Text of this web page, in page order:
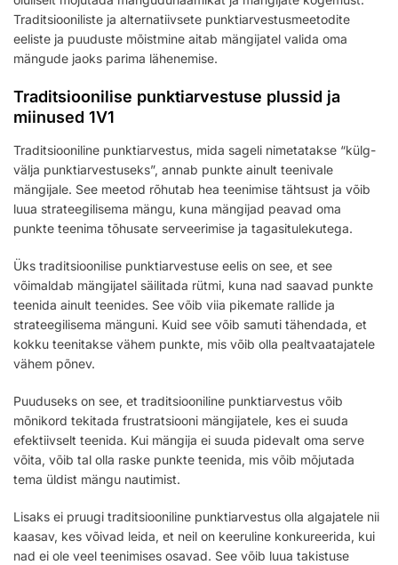
Traditsiooniliste ja alternatiivsete punktiarvestusmeetodite
eeliste ja puuduste mõistmine aitab mängijatel valida oma
mängude jaoks parima lähenemise.
Traditsioonilise punktiarvestuse plussid ja
miinused 1V1
Traditsiooniline punktiarvestus, mida sageli nimetatakse “külg-
välja punktiarvestuseks”, annab punkte ainult teenivale
mängijale. See meetod rõhutab hea teenimise tähtsust ja võib
luua strateegilisema mängu, kuna mängijad peavad oma
punkte teenima tõhusate serveerimise ja tagasitulekutega.
Üks traditsioonilise punktiarvestuse eelis on see, et see
võimaldab mängijatel säilitada rütmi, kuna nad saavad punkte
teenida ainult teenides. See võib viia pikemate rallide ja
strateegilisema mänguni. Kuid see võib samuti tähendada, et
kokku teenitakse vähem punkte, mis võib olla pealtvaatajatele
vähem põnev.
Puuduseks on see, et traditsiooniline punktiarvestus võib
mõnikord tekitada frustratsiooni mängijatele, kes ei suuda
efektiivselt teenida. Kui mängija ei suuda pidevalt oma serve
võita, võib tal olla raske punkte teenida, mis võib mõjutada
tema üldist mängu nautimist.
Lisaks ei pruugi traditsiooniline punktiarvestus olla algajatele nii
kaasav, kes võivad leida, et neil on keeruline konkureerida, kui
nad ei ole veel teenimises osavad. See võib luua takistuse